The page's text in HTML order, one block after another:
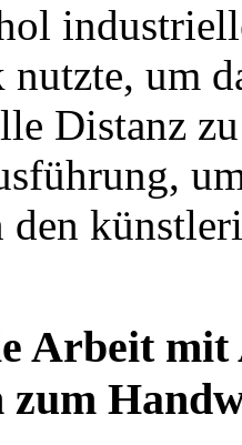
nutzte, um
Distanz
Arbeit mit